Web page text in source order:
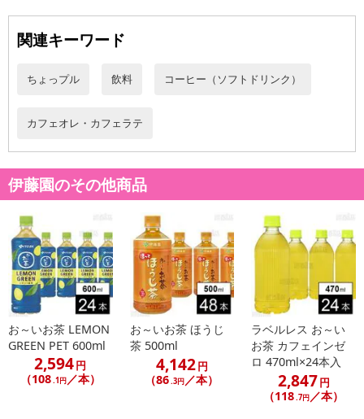
休業日
その他共通および商品カテゴリー別注意事項（※必ずご確認くだ
こちらの情報は
関連キーワード
ちょっプル 飲料 コーヒー（ソフトドリンク）
カフェオレ・カフェラテ
伊藤園のその他商品
お～いお茶 LEMON
GREEN PET 600ml
2,594円
（108 .1円／本）
お～いお茶 ほうじ
茶 500ml
4,142円
（86 .3円 ／本）
ラベルレス お～い
お茶 カフェインゼ
ロ 470ml×24本入
2,847円
（118 .7円 ／本）